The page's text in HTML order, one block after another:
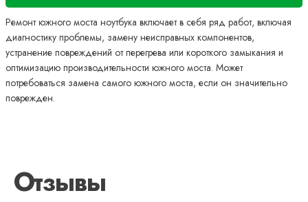
Ремонт южного моста ноутбука включает в себя ряд работ, включая
диагностику проблемы, замену неисправных компонентов,
устранение повреждений от перегрева или короткого замыкания и
оптимизацию производительности южного моста. Может
потребоваться замена самого южного моста, если он значительно
поврежден.
Отзывы